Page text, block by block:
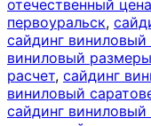
отечественный цена
первоуральск,
сайдинг
виниловый
расчет, сайдинг
виниловый
сайдинг